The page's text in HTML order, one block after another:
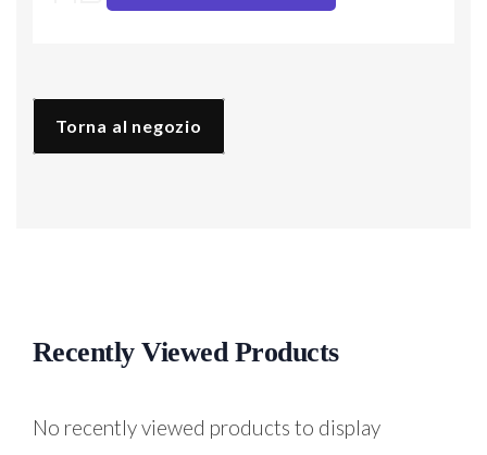
Torna al negozio
Recently Viewed Products
No recently viewed products to display